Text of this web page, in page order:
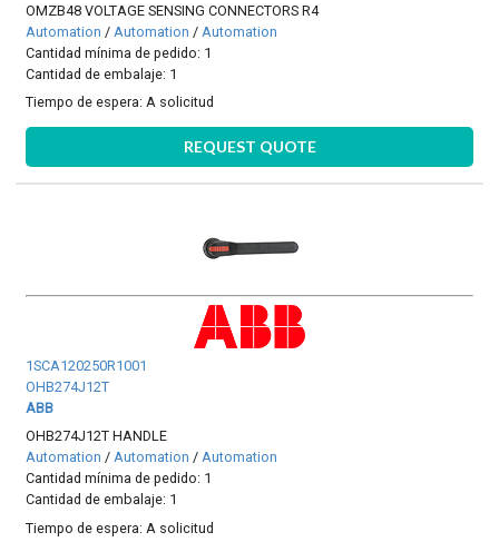
OMZB48 VOLTAGE SENSING CONNECTORS R4
Automation / Automation / Automation
Cantidad mínima de pedido: 1
Cantidad de embalaje: 1
Tiempo de espera:A solicitud
REQUEST QUOTE
1SCA120250R1001
OHB274J12T
ABB
OHB274J12T HANDLE
Automation /Automation /Automation
Cantidad mínima de pedido: 1
Cantidad de embalaje: 1
Tiempo de espera: A solicitud